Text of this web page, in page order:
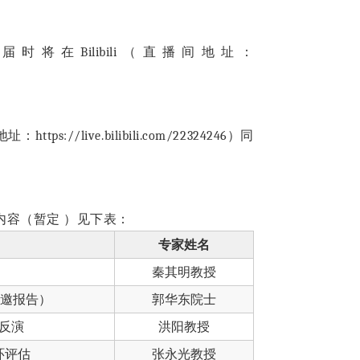
时将在Bilibili （直播间地址：
址： https://live.bilibili.com/22324246 ）同
容（暂定 ）见下表：
专家姓名
秦其明教授
报告）
郭华东院士
演
洪阳教授
评估
张永光教授